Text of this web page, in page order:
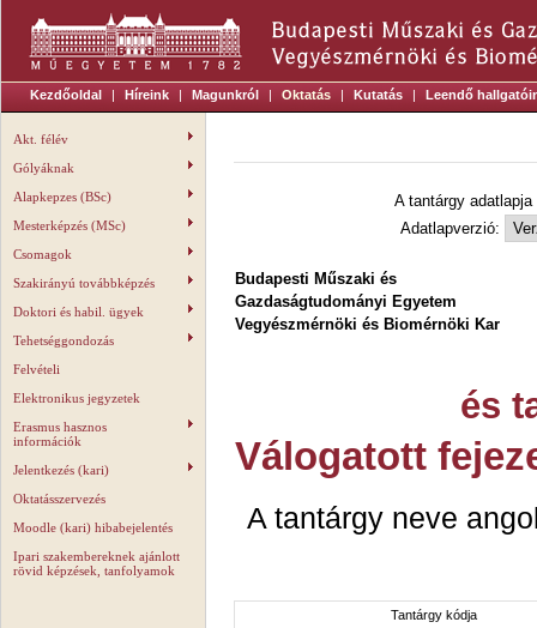
Kezdőoldal | Híreink | Magunkról | Oktatás | Kutatás | Leendő
Akt. félév
Gólyáknak
Alapkepzes (BSc)
Mesterképzés (MSc)
Csomagok
Szakirányú továbbképzés
Doktori és habil. ügyek
Tehetséggondozás
Felvételi
Elektronikus jegyzetek
Erasmus hasznos
információk
Jelentkezés (kari)
Oktatásszervezés
Moodle (kari) hibabejelentés
Ipari szakembereknek ajánlott
rövid képzések, tanfolyamok
A tantárgy
Adatlapverzió:
Budapesti Műszaki és
Gazdaságtudományi Egyetem
Vegyészmérnöki és Biomérnöki Kar
és
Válogatott
A tantárgy neve
Tantárgy kódja